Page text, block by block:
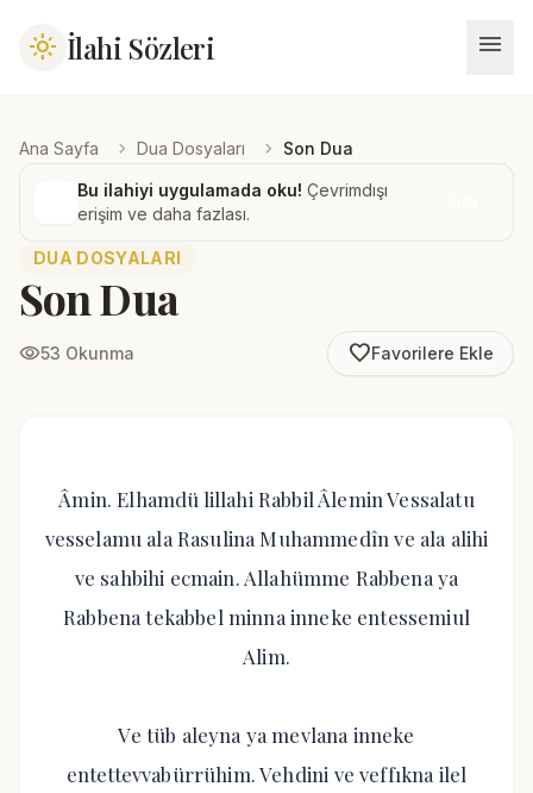
light_mode İlahi Sözleri menu
Ana Sayfa chevron_right Dua Dosyaları chevron_right Son Dua
Bu ilahiyi uygulamada oku! Çevrimdışı
erişim ve daha fazlası.
DUA DOSYALARI
Son Dua
visibility53 Okunma favorite_borderFavorilere Ekle
Âmin. Elhamdü lillahi Rabbil Âlemin Vessalatu
vesselamu ala Rasulina Muhammedîn ve ala alihi
ve sahbihi ecmain. Allahümme Rabbena ya
Rabbena tekabbel minna inneke entessemiul
Alim.
Ve tüb aleyna ya mevlana inneke
entettevvabürrühim. Vehdini ve veffıkna ilel